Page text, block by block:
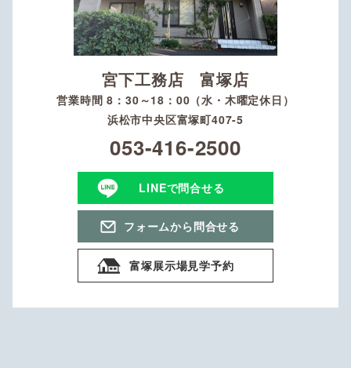
宮下工務店 富塚店
営業時間 8：30～18：00（水・木曜定休日）
浜松市中央区富塚町407-5
053-416-2500
LINEで問合せる
フォームから問合せる
富塚展示場見学予約